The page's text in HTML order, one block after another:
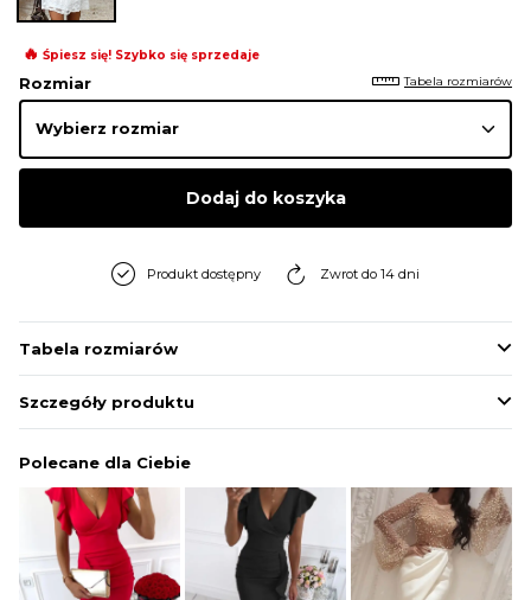
🔥 Śpiesz się! Szybko się sprzedaje
Rozmiar Tabela rozmiarów
Dodaj do koszyka
Produkt dostępny Zwrot do 14 dni
Tabela rozmiarów
Szczegóły produktu
Polecane dla Ciebie